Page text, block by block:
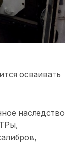
осваивать
наследство